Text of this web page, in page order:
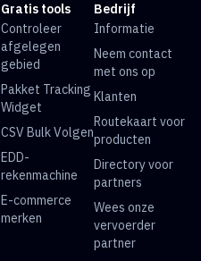
Gratis tools
Controleer
afgelegen
gebied
Pakket Tracking
Widget
CSV Bulk Volgen
EDD-
rekenmachine
E-commerce
merken
Bedrijf
Informatie
Neem contact
met ons op
Klanten
Routekaart voor
producten
Directory voor
partners
Wees onze
vervoerder
partner